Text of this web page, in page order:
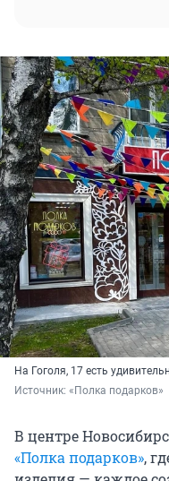
На Гоголя, 17 есть
Источник: «Полка подарков»
В центре
«Полка подарков»,